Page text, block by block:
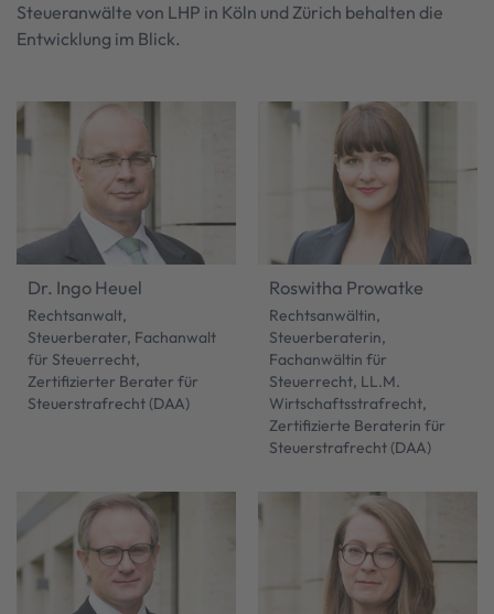
Steueranwälte von LHP in Köln und Zürich behalten die
Entwicklung im Blick.
Dr. Ingo Heuel
Rechtsanwalt,
Steuerberater, Fachanwalt
für Steuerrecht,
Zertifizierter Berater für
Steuerstrafrecht (DAA)
Roswitha Prowatke
Rechtsanwältin,
Steuerberaterin,
Fachanwältin für
Steuerrecht, LL.M.
Wirtschaftsstrafrecht,
Zertifizierte Beraterin für
Steuerstrafrecht (DAA)